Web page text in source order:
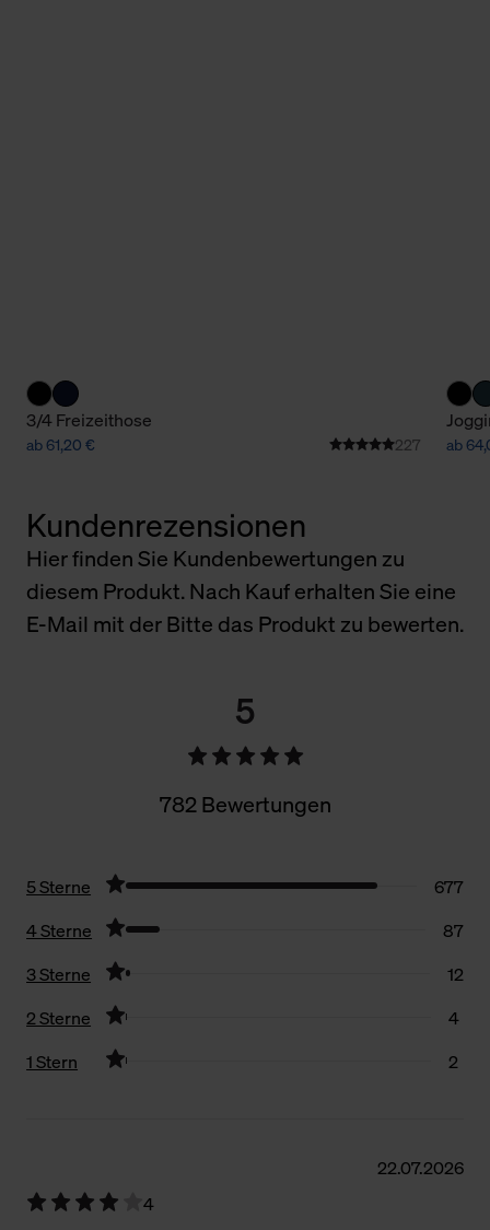
3/4 Freizeithose
ab 61,20 € 227 ab
Kundenrezensionen
Hier finden Sie Kundenbewertungen zu
diesem Produkt. Nach Kauf erhalten Sie eine
E-Mail mit der Bitte das Produkt zu bewerten.
5
782 Bewertungen
5 Sterne
677
4 Sterne
87
3 Sterne
12
2 Sterne
4
1 Stern
2
22.07.2026
4